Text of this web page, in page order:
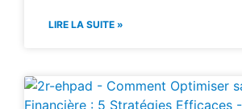
LIRE LA SUITE »